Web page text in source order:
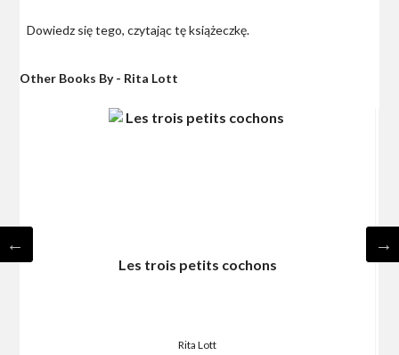
Dowiedz się tego, czytając tę książeczkę.
Other Books By - Rita Lott
Les trois petits cochons
Rita Lott